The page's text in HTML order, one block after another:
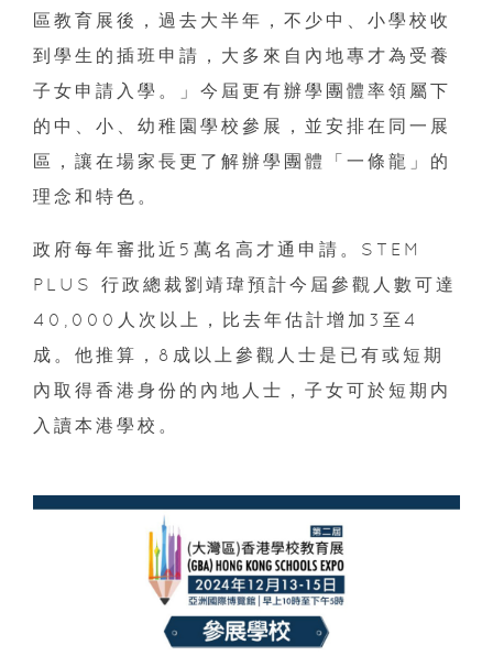
區教育展後，過去大半年，不少中、小學校收
到學生的插班申請，大多來自內地專才為受養
子女申請入學。」今屆更有辦學團體率領屬下
的中、小、幼稚園學校參展，並安排在同一展
區，讓在場家長更了解辦學團體「一條龍」的
理念和特色。
政府每年審批近5萬名高才通申請。STEM
PLUS 行政總裁劉靖瑋預計今屆參觀人數可達
40,000人次以上，比去年估計增加3至4
成。他推算，8成以上參觀人士是已有或短期
內取得香港身份的內地人士，子女可於短期内
入讀本港學校。